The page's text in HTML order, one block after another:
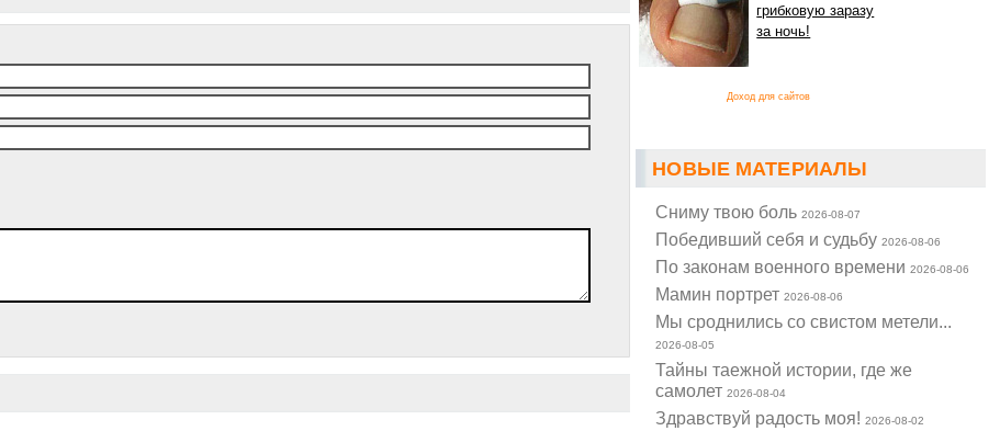
грибковую заразу
за ночь!
Доход для сайтов
НОВЫЕ МАТЕРИАЛЫ
Cниму твою боль2026-08-07
Победивший себя и судьбу2026-08-06
По законам военного времени2026-08-06
Мамин портрет2026-08-06
Мы сроднились со свистом метели...
2026-08-05
Тайны таежной истории, где же
самолет2026-08-04
Здравствуй радость моя!2026-08-02